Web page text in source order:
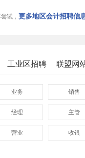
试， 更多地区会计招聘信
工业区招聘 联盟网
业务 销售
经理 主管
营业 收银